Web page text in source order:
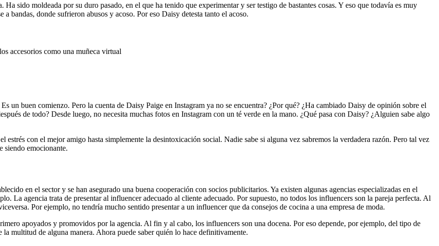
sido moldeada por su duro pasado, en el que ha tenido que experimentar y ser testigo de bastantes cosas. Y eso que todavía es muy
bandas, donde sufrieron abusos y acoso. Por eso Daisy detesta tanto el acoso.
accesorios como una muñeca virtual
un buen comienzo. Pero la cuenta de Daisy Paige en Instagram ya no se encuentra? ¿Por qué? ¿Ha cambiado Daisy de opinión sobre el
de todo? Desde luego, no necesita muchas fotos en Instagram con un té verde en la mano. ¿Qué pasa con Daisy? ¿Alguien sabe algo
estrés con el mejor amigo hasta simplemente la desintoxicación social. Nadie sabe si alguna vez sabremos la verdadera razón. Pero tal vez
siendo emocionante.
en el sector y se han asegurado una buena cooperación con socios publicitarios. Ya existen algunas agencias especializadas en el
La agencia trata de presentar al influencer adecuado al cliente adecuado. Por supuesto, no todos los influencers son la pareja perfecta. Al
Por ejemplo, no tendría mucho sentido presentar a un influencer que da consejos de cocina a una empresa de moda.
apoyados y promovidos por la agencia. Al fin y al cabo, los influencers son una docena. Por eso depende, por ejemplo, del tipo de
multitud de alguna manera. Ahora puede saber quién lo hace definitivamente.